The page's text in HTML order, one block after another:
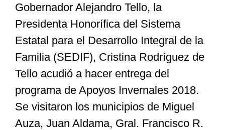
Opinión
Cultura
Nosotros
Gobernador Alejandro Tello, la
Presidenta Honorífica del Sistema
Estatal para el Desarrollo Integral de la
Familia (SEDIF), Cristina Rodríguez de
Tello acudió a hacer entrega del
programa de Apoyos Invernales 2018.
Se visitaron los municipios de Miguel
Auza, Juan Aldama, Gral. Francisco R.